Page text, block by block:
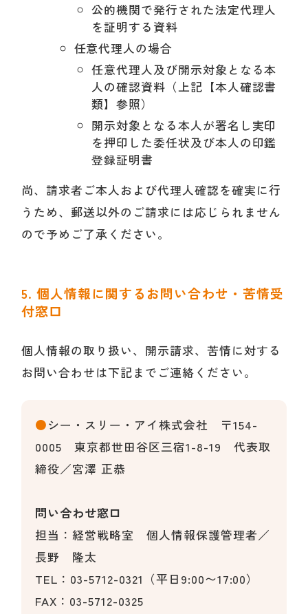
公的機関で発行された法定代理人
を証明する資料
任意代理人の場合
任意代理人及び開示対象となる本
人の確認資料（上記【本人確認書
類】参照）
開示対象となる本人が署名し実印
を押印した委任状及び本人の印鑑
登録証明書
尚、請求者ご本人および代理人確認を確実に行
うため、郵送以外のご請求には応じられません
ので予めご了承ください。
5. 個人情報に関するお問い合わせ・苦情受
付窓口
個人情報の取り扱い、開示請求、苦情に対する
お問い合わせは下記までご連絡ください。
●シー・スリー・アイ株式会社 〒154-
0005 東京都世田谷区三宿1-8-19 代表取
締役／宮澤 正恭
問い合わせ窓口
担当：経営戦略室 個人情報保護管理者／
長野 隆太
TEL：03-5712-0321（平日9:00〜17:00）
FAX：03-5712-0325